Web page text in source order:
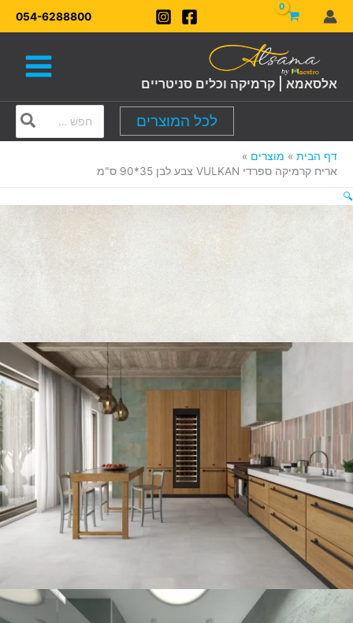
דילוג
לתוכן
054-6288800
אלסאמא | קרמיקה וכלים סניטריים
לכל המוצרים
for:
דף הבית
מוצרים
אריח קרמיקה ספרדי VULKAN צבע לבן 35*90 ס"מ
🔍